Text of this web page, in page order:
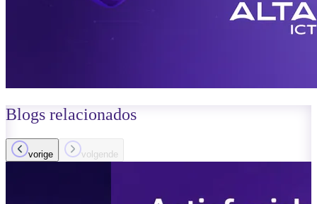
Blogs relacionados
vorige volgende